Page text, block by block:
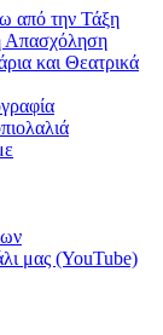
από την Τάξη
Απασχόληση
και Θεατρικά
μας (YouTube)